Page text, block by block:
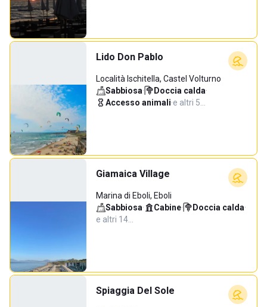
Lido Don Pablo
Località Ischitella, Castel Volturno
Sabbiosa· Doccia calda·
Accesso animali·e altri 5…
Giamaica Village
Marina di Eboli, Eboli
Sabbiosa· Cabine· Doccia calda·
e altri 14…
Spiaggia Del Sole